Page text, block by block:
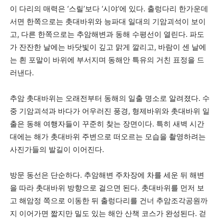
이 다리의 매력은 ‘스릴’보다 ‘시야’에 있다. 출렁다리 한가운데
서면 한쪽으로는 촛대바위와 능파대 일대의 기암괴석이 보이
고, 다른 한쪽으로는 추암해변과 동해 수평선이 열린다. 파도
가 잔잔한 날에는 바닷빛이 깊고 맑게 깔리고, 바람이 센 날에
는 흰 포말이 바위에 부서지며 동해안 특유의 거친 표정을 드
러낸다.
추암 촛대바위는 오래전부터 동해의 일출 명소로 알려졌다. 수
중 기암괴석과 바다가 어우러진 풍경, 형제바위와 촛대바위 일
출은 동해 여행자들이 꾸준히 찾는 장면이다. 특히 새벽 시간
대에는 해가 촛대바위 주변으로 떠오르는 모습을 촬영하려는
사진가들의 발길이 이어진다.
방문 동선은 단순하다. 추암해변 주차장에 차를 세운 뒤 해변
을 따라 촛대바위 방향으로 걸으면 된다. 촛대바위를 먼저 보
고 해암정 쪽으로 이동한 뒤 출렁다리를 건너 추암조각공원까
지 이어가면 짧지만 밀도 있는 해안 산책 코스가 완성된다. 걷